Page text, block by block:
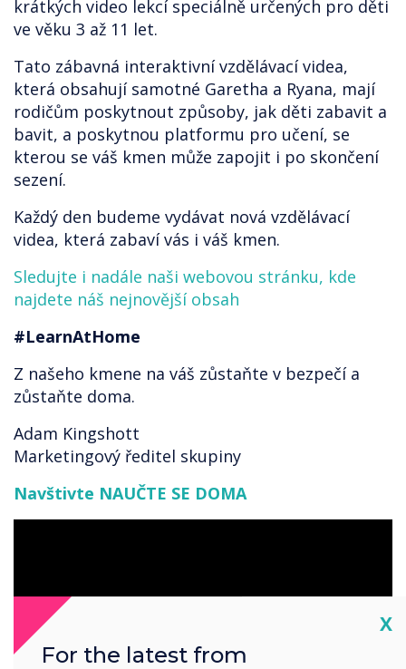
krátkých video lekcí speciálně určených pro děti
ve věku 3 až 11 let.
Tato zábavná interaktivní vzdělávací videa,
která obsahují samotné Garetha a Ryana, mají
rodičům poskytnout způsoby, jak děti zabavit a
bavit, a poskytnou platformu pro učení, se
kterou se váš kmen může zapojit i po skončení
sezení.
Každý den budeme vydávat nová vzdělávací
videa, která zabaví vás i váš kmen.
Sledujte i nadále naši webovou stránku, kde
najdete náš nejnovější obsah
#LearnAtHome
Z našeho kmene na váš zůstaňte v bezpečí a
zůstaňte doma.
Adam Kingshott
Marketingový ředitel skupiny
Navštivte NAUČTE SE DOMA
X
For the latest from